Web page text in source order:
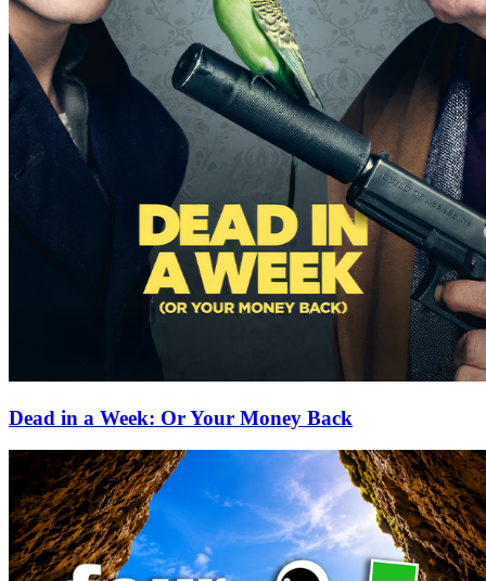
Dead in a Week: Or Your Money Back